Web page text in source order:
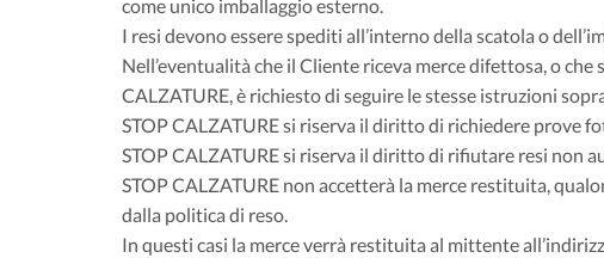
come unico imballaggio esterno.
I resi devono essere spediti all’interno della scatola o
Nell’eventualità che il Cliente riceva merce difettosa, o
CALZATURE, è richiesto di seguire le stesse istruzioni
STOP CALZATURE si riserva il diritto di richiedere prove
STOP CALZATURE si riserva il diritto di rifiutare resi non
STOP CALZATURE non accetterà la merce restituita,
dalla politica di reso.
In questi casi la merce verrà restituita al mittente